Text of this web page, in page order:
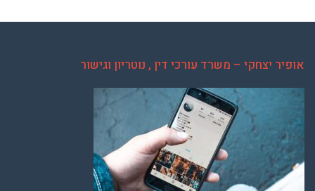
אופיר יצחקי – משרד עורכי דין , נוטריון וגישור